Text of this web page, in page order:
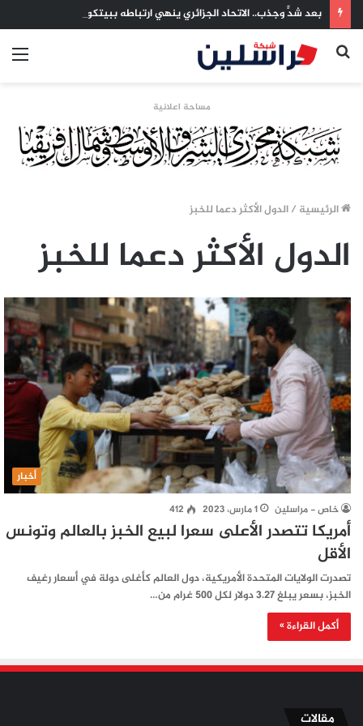
بحث
مساحة اعلانية
الرئيسية /الدول الأكثر دعما للخبز
الدول الأكثر دعما للخبز
أخبار
خاص - مراسلين 1 مارس، 2023 412
أمريكا تتصدر الأعلى سعرا لبيع الخبز بالعالم وتونس
الأقل
تصدرت الولايات المتحدة الأمريكية، دول العالم كأغلى دولة في أسعار رغيف
الخبز، بسعر يبلغ 3.27 دولار لكل 500 غرام من…
أكمل القراءة »
مقالات